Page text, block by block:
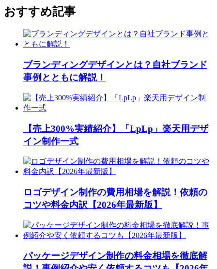
おすすめ記事
ブランディングデザインとは？自社ブランド
事例とともに解説！
【売上300%実績紹介】「LpLp」楽天用デザ
イン制作一式
ロゴデザイン制作の費用相場を解説！依頼の
コツや料金内訳【2026年最新版】
パッケージデザイン制作の料金相場を徹底解